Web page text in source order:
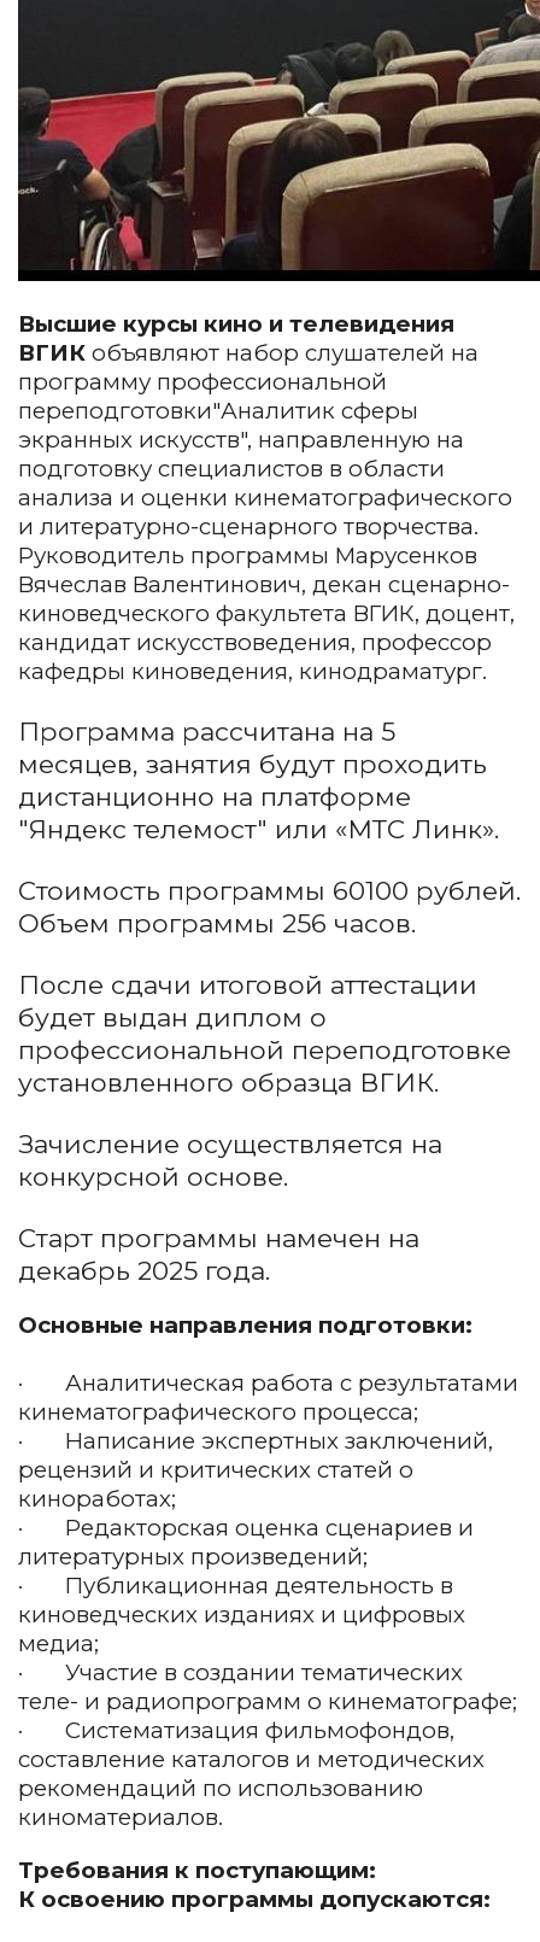
Высшие курсы кино и телевидения
ВГИК объявляют набор слушателей на
программу профессиональной
переподготовки"Аналитик сферы
экранных искусств", направленную на
подготовку специалистов в области
анализа и оценки кинематографического
и литературно-сценарного творчества.
Руководитель программы Марусенков
Вячеслав Валентинович, декан сценарно-
киноведческого факультета ВГИК, доцент,
кандидат искусствоведения, профессор
кафедры киноведения, кинодраматург.
Программа рассчитана на 5
месяцев, занятия будут проходить
дистанционно на платформе
"Яндекс телемост" или «МТС Линк».
Стоимость программы 60100 рублей.
Объем программы 256 часов.
После сдачи итоговой аттестации
будет выдан диплом о
профессиональной переподготовке
установленного образца ВГИК.
Зачисление осуществляется на
конкурсной основе.
Старт программы намечен на
декабрь 2025 года.
Основные направления подготовки:
· Аналитическая работа с результатами
кинематографического процесса;
· Написание экспертных заключений,
рецензий и критических статей о
киноработах;
· Редакторская оценка сценариев и
литературных произведений;
· Публикационная деятельность в
киноведческих изданиях и цифровых
медиа;
· Участие в создании тематических
теле- и радиопрограмм о кинематографе;
· Систематизация фильмофондов,
составление каталогов и методических
рекомендаций по использованию
киноматериалов.
Требования к поступающим:
К освоению программы допускаются: